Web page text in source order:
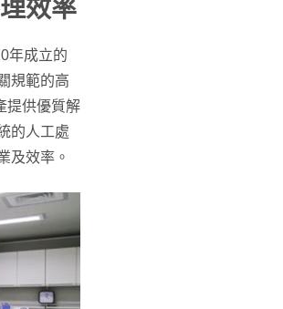
效率
年成立的
規範的高
提供優質解
的人工處
及效率。